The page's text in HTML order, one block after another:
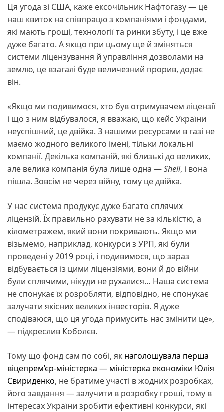
Ця угода зі США, каже ексочільник Нафтогазу — це
наш квиток на співпрацю з компаніями і фондами,
які мають гроші, технології та ринки збуту, і це вже
дуже багато. А якщо при цьому ще й зміняться
системи ліцензування й управління дозволами на
землю, це взагалі буде величезний прорив, додає
він.
«Якщо ми подивимося, хто був отримувачем ліцензії
і що з ним відбувалося, я вважаю, що кейс України
неуспішний, це двійка. З нашими ресурсами в газі не
маємо жодного великого імені, тільки локальні
компанії. Декілька компаній, які близькі до великих,
але велика компанія була лише одна —Shell, і вона
пішла. Зовсім не через війну, тому це двійка.
У нас система продукує дуже багато сплячих
ліцензій. Їх правильно рахувати не за кількістю, а
кілометражем, який вони покривають. Якщо ми
візьмемо, наприклад, конкурси з УРП, які були
проведені у 2019 році, і подивимося, що зараз
відбувається із цими ліцензіями, вони й до війни
були сплячими, нікуди не рухалися… Наша система
не спонукає їх розробляти, відповідно, не спонукає
залучати якісних великих інвесторів. Я дуже
сподіваюся, що ця угода примусить нас змінити це»,
— підкреслив Коболєв.
Тому що фонд сам по собі, як наголошувала перша
віцепрем’єр-міністерка — міністерка економіки Юлія
Свириденко, не братиме участі в жодних розробках,
його завдання — залучити в розробку гроші, тому в
інтересах України зробити ефективні конкурси, які